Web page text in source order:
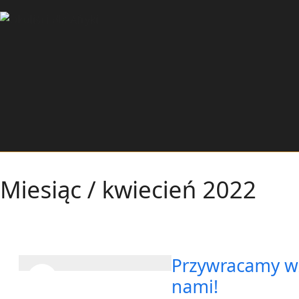
Miesiąc / kwiecień 2022
Przywracamy
nami!